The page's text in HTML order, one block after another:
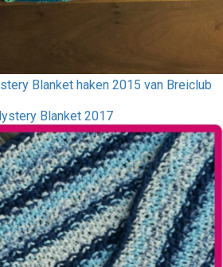
Blanket haken 2015 van Breiclub
Blanket 2017